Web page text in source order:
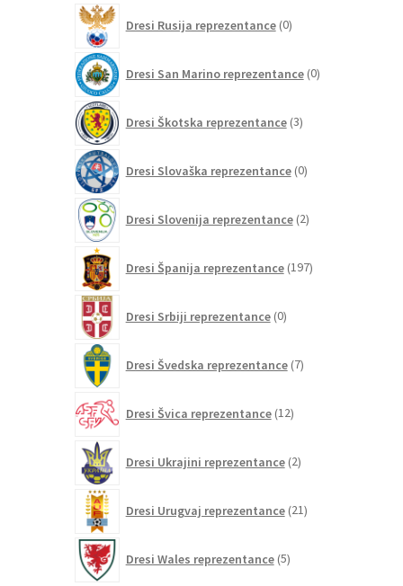
Dresi Rusija reprezentance 0izdelkov
Dresi San Marino reprezentance 0izdelkov
Dresi Škotska reprezentance 3izdelki
Dresi Slovaška reprezentance 0izdelkov
Dresi Slovenija reprezentance 2izdelka
Dresi Španija reprezentance 197izdelkov
Dresi Srbiji reprezentance 0izdelkov
Dresi Švedska reprezentance 7izdelkov
Dresi Švica reprezentance 12izdelkov
Dresi Ukrajini reprezentance 2izdelka
Dresi Urugvaj reprezentance 21izdelkov
Dresi Wales reprezentance 5izdelkov